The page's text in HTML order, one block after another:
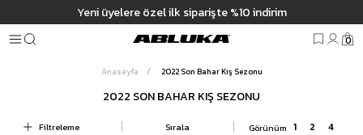
özel ilk siparişte %10 indirim
0
Anasayfa 2022 Son Bahar Kış Sezonu
2022 SON BAHAR KIŞ SEZONU
Filtreleme Sırala